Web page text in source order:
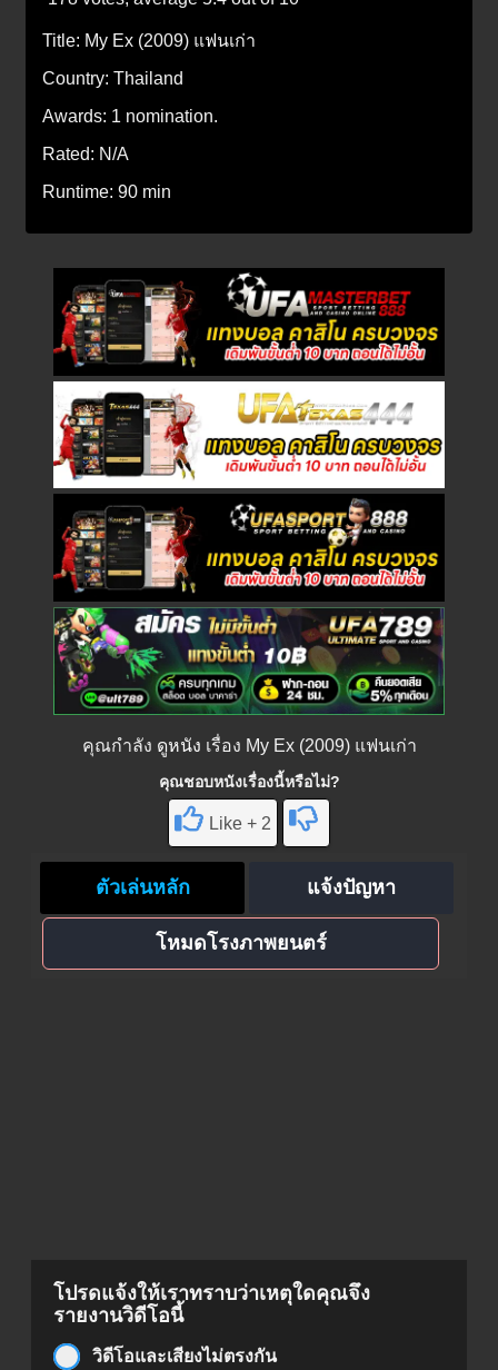
Title: My Ex (2009) แฟนเก่า
Country: Thailand
Awards: 1 nomination.
Rated: N/A
Runtime: 90 min
คุณกำลัง ดูหนัง เรื่อง My Ex (2009) แฟนเก่า
คุณชอบหนังเรื่องนี้หรือไม่?
Like + 2
ตัวเล่นหลัก แจ้งปัญหา
โหมดโรงภาพยนตร์
โปรดแจ้งให้เราทราบว่าเหตุใดคุณจึง
รายงานวิดีโอนี้
วิดีโอและเสียงไม่ตรงกัน